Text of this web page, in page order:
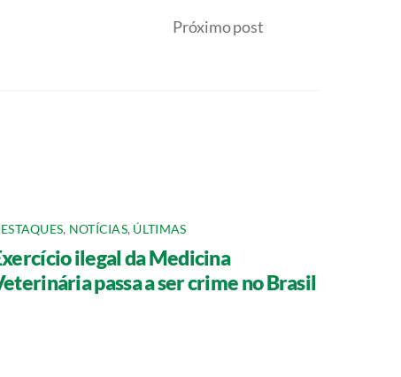
Próximo post
, NOTÍCIAS, ÚLTIMAS
ilegal da Medicina
passa a ser crime no Brasil